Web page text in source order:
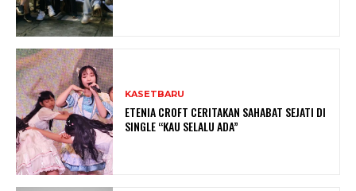
KASETBARU
ETENIA CROFT CERITAKAN SAHABAT SEJATI DI
SINGLE “KAU SELALU ADA”